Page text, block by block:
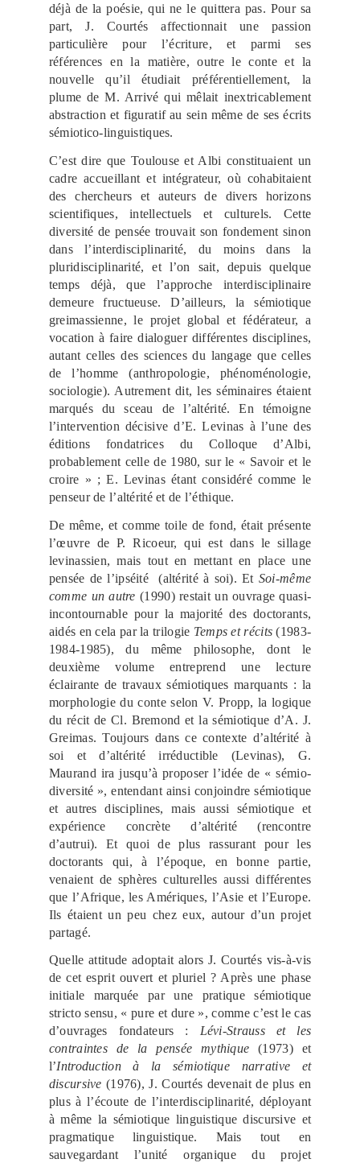
déjà de la poésie, qui ne le quittera pas. Pour sa
part, J. Courtés affectionnait une passion
particulière pour l’écriture, et parmi ses
références en la matière, outre le conte et la
nouvelle qu’il étudiait préférentiellement, la
plume de M. Arrivé qui mêlait inextricablement
abstraction et figuratif au sein même de ses écrits
sémiotico-linguistiques.
C’est dire que Toulouse et Albi constituaient un
cadre accueillant et intégrateur, où cohabitaient
des chercheurs et auteurs de divers horizons
scientifiques, intellectuels et culturels. Cette
diversité de pensée trouvait son fondement sinon
dans l’interdisciplinarité, du moins dans la
pluridisciplinarité, et l’on sait, depuis quelque
temps déjà, que l’approche interdisciplinaire
demeure fructueuse. D’ailleurs, la sémiotique
greimassienne, le projet global et fédérateur, a
vocation à faire dialoguer différentes disciplines,
autant celles des sciences du langage que celles
de l’homme (anthropologie, phénoménologie,
sociologie). Autrement dit, les séminaires étaient
marqués du sceau de l’altérité. En témoigne
l’intervention décisive d’E. Levinas à l’une des
éditions fondatrices du Colloque d’Albi,
probablement celle de 1980, sur le « Savoir et le
croire » ; E. Levinas étant considéré comme le
penseur de l’altérité et de l’éthique.
De même, et comme toile de fond, était présente
l’œuvre de P. Ricoeur, qui est dans le sillage
levinassien, mais tout en mettant en place une
pensée de l’ipséité (altérité à soi). Et Soi-même
comme un autre (1990) restait un ouvrage quasi-
incontournable pour la majorité des doctorants,
aidés en cela par la trilogie Temps et récits (1983-
1984-1985), du même philosophe, dont le
deuxième volume entreprend une lecture
éclairante de travaux sémiotiques marquants : la
morphologie du conte selon V. Propp, la logique
du récit de Cl. Bremond et la sémiotique d’A. J.
Greimas. Toujours dans ce contexte d’altérité à
soi et d’altérité irréductible (Levinas), G.
Maurand ira jusqu’à proposer l’idée de « sémio-
diversité », entendant ainsi conjoindre sémiotique
et autres disciplines, mais aussi sémiotique et
expérience concrète d’altérité (rencontre
d’autrui). Et quoi de plus rassurant pour les
doctorants qui, à l’époque, en bonne partie,
venaient de sphères culturelles aussi différentes
que l’Afrique, les Amériques, l’Asie et l’Europe.
Ils étaient un peu chez eux, autour d’un projet
partagé.
Quelle attitude adoptait alors J. Courtés vis-à-vis
de cet esprit ouvert et pluriel ? Après une phase
initiale marquée par une pratique sémiotique
stricto sensu, « pure et dure », comme c’est le cas
d’ouvrages fondateurs : Lévi-Strauss et les
contraintes de la pensée mythique (1973) et
l’Introduction à la sémiotique narrative
et
discursive (1976), J. Courtés devenait de plus en
plus à l’écoute de l’interdisciplinarité, déployant
à même la sémiotique linguistique discursive et
pragmatique linguistique. Mais tout en
sauvegardant l’unité organique du projet